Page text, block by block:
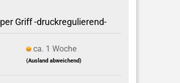
Griff -druckregulierend-
ca. 1 Woche
(Ausland abweichend)